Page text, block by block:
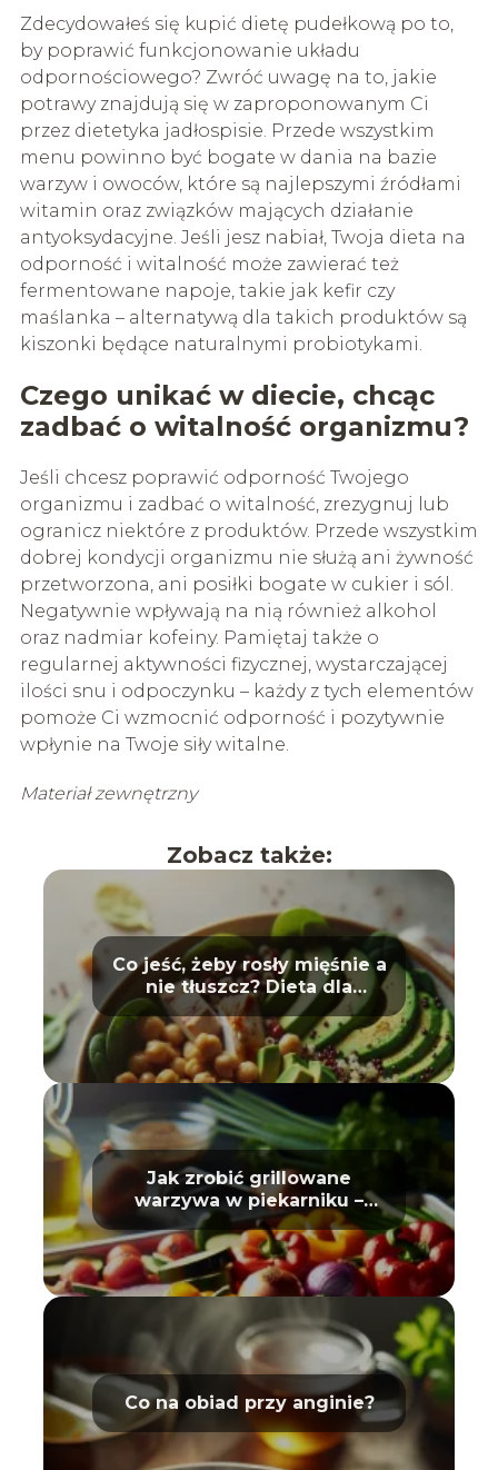
Zdecydowałeś się kupić dietę pudełkową po to,
by poprawić funkcjonowanie układu
odpornościowego? Zwróć uwagę na to, jakie
potrawy znajdują się w zaproponowanym Ci
przez dietetyka jadłospisie. Przede wszystkim
menu powinno być bogate w dania na bazie
warzyw i owoców, które są najlepszymi źródłami
witamin oraz związków mających działanie
antyoksydacyjne. Jeśli jesz nabiał, Twoja dieta na
odporność i witalność może zawierać też
fermentowane napoje, takie jak kefir czy
maślanka – alternatywą dla takich produktów są
kiszonki będące naturalnymi probiotykami.
Czego unikać w diecie, chcąc
zadbać o witalność organizmu?
Jeśli chcesz poprawić odporność Twojego
organizmu i zadbać o witalność, zrezygnuj lub
ogranicz niektóre z produktów. Przede wszystkim
dobrej kondycji organizmu nie służą ani żywność
przetworzona, ani posiłki bogate w cukier i sól.
Negatywnie wpływają na nią również alkohol
oraz nadmiar kofeiny. Pamiętaj także o
regularnej aktywności fizycznej, wystarczającej
ilości snu i odpoczynku – każdy z tych elementów
pomoże Ci wzmocnić odporność i pozytywnie
wpłynie na Twoje siły witalne.
Materiał zewnętrzny
Zobacz także:
Co jeść, żeby rosły mięśnie a
nie tłuszcz? Dieta dla
sportowców
Jak zrobić grillowane
warzywa w piekarniku –
poradnik
Co na obiad przy anginie?